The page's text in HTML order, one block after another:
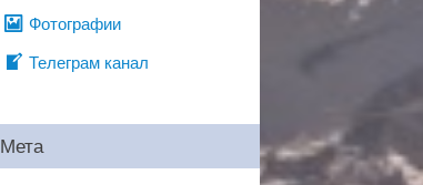
Фотографии
Телеграм канал
Мета